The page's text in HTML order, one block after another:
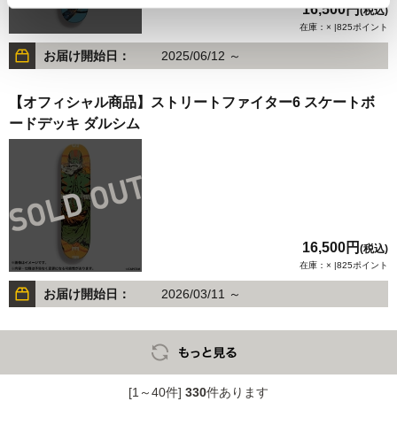
16,500円(税込)
在庫：× |825ポイント
お届け開始日： 2025/06/12 ～
【オフィシャル商品】ストリートファイター6 スケートボ
ードデッキ ダルシム
16,500円 (税込)
在庫：× |825ポイント
お届け開始日： 2026/03/11 ～
[1～40件] 330件あります